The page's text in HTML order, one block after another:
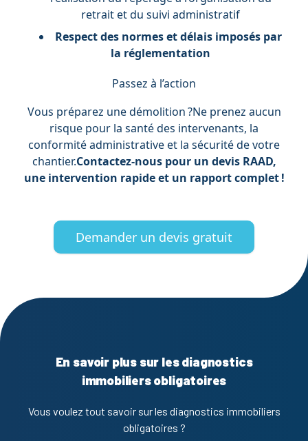
retrait et du suivi administratif
Respect des normes et délais imposés par
la réglementation
Passez à l’action
Vous préparez une démolition ?Ne prenez aucun
risque pour la santé des intervenants, la
conformité administrative et la sécurité de votre
chantier.Contactez-nous pour un devis RAAD,
une intervention rapide et un rapport complet !
Demander un devis gratuit
En savoir plus sur les diagnostics
immobiliers obligatoires
Vous voulez tout savoir sur les diagnostics immobiliers
obligatoires ?